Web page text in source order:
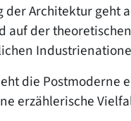
der Architektur
auf der
die
erzählerische